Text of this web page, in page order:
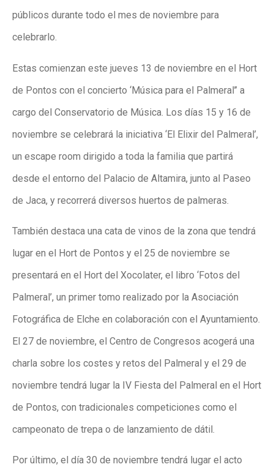
públicos durante todo el mes de noviembre para
celebrarlo.
Estas comienzan este jueves 13 de noviembre en el Hort
de Pontos con el concierto ‘Música para el Palmeral’’ a
cargo del Conservatorio de Música. Los días 15 y 16 de
noviembre se celebrará la iniciativa ‘El Elixir del Palmeral’,
un escape room dirigido a toda la familia que partirá
desde el entorno del Palacio de Altamira, junto al Paseo
de Jaca, y recorrerá diversos huertos de palmeras.
También destaca una cata de vinos de la zona que tendrá
lugar en el Hort de Pontos y el 25 de noviembre se
presentará en el Hort del Xocolater, el libro ‘Fotos del
Palmeral’, un primer tomo realizado por la Asociación
Fotográfica de Elche en colaboración con el Ayuntamiento.
El 27 de noviembre, el Centro de Congresos acogerá una
charla sobre los costes y retos del Palmeral y el 29 de
noviembre tendrá lugar la IV Fiesta del Palmeral en el Hort
de Pontos, con tradicionales competiciones como el
campeonato de trepa o de lanzamiento de dátil.
Por último, el día 30 de noviembre tendrá lugar el acto